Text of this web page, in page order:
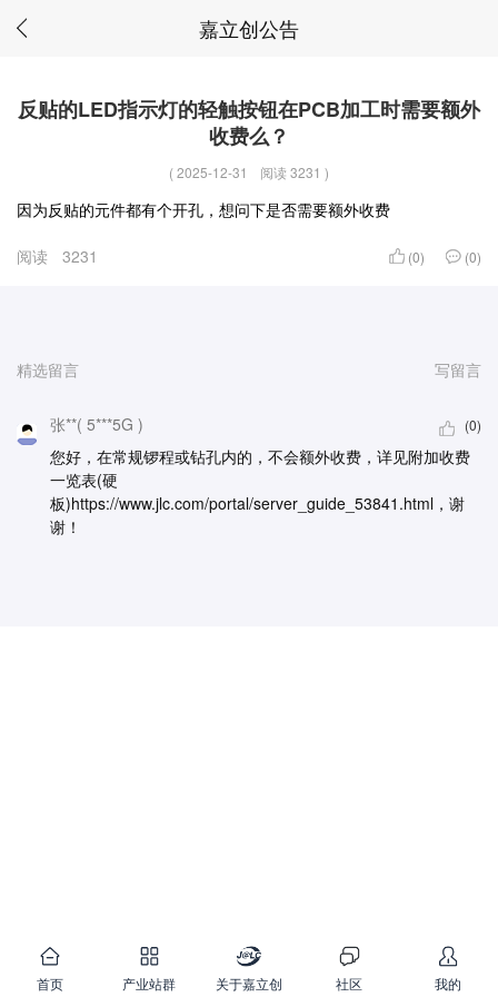
嘉立创公告
反贴的LED指示灯的轻触按钮在PCB加工时需要额外
收费么？
(2025-12-31 阅读 3231 )
因为反贴的元件都有个开孔，想问下是否需要额外收费
阅读 3231 (0) (0)
精选留言 写留言
张**( 5***5G ) (0)
您好，在常规锣程或钻孔内的，不会额外收费，详见附加收费
一览表(硬
板)https://www.jlc.com/portal/server_guide_53841.html，谢
谢！
首页 产业站群 关于嘉立创 社区 我的